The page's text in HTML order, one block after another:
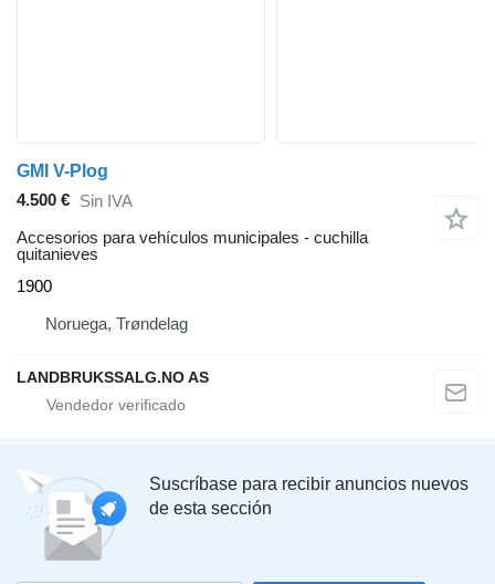
GMI V-Plog
4.500 € Sin IVA
Accesorios para vehículos municipales - cuchilla
quitanieves
1900
Noruega, Trøndelag
LANDBRUKSSALG.NO AS
Suscríbase para recibir anuncios nuevos
de esta sección